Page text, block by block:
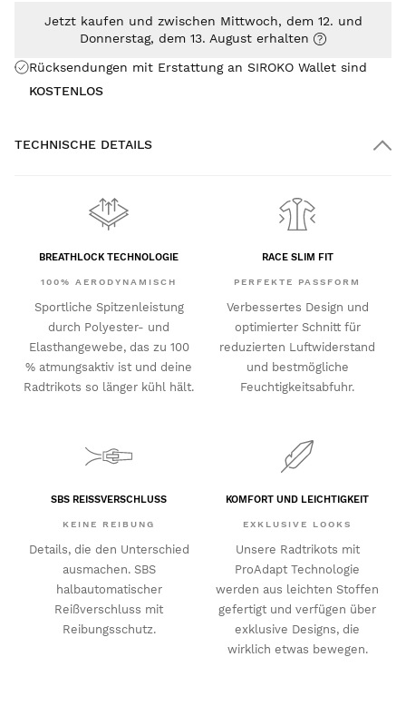
Rücksendungen mit Erstattung an SIROKO Wallet sind
KOSTENLOS
Jetzt kaufen und zwischen Mittwoch, dem 12. und
Donnerstag, dem 13. August erhalten
TECHNISCHE DETAILS
BREATHLOCK TECHNOLOGIE
100% AERODYNAMISCH
Sportliche Spitzenleistung
durch Polyester- und
Elasthangewebe, das zu 100
% atmungsaktiv ist und deine
Radtrikots so länger kühl hält.
RACE SLIM FIT
PERFEKTE PASSFORM
Verbessertes Design und
optimierter Schnitt für
reduzierten Luftwiderstand
und bestmögliche
Feuchtigkeitsabfuhr.
SBS REISSVERSCHLUSS
KEINE REIBUNG
Details, die den Unterschied
ausmachen. SBS
halbautomatischer
Reißverschluss mit
Reibungsschutz.
KOMFORT UND LEICHTIGKEIT
EXKLUSIVE LOOKS
Unsere Radtrikots mit
ProAdapt Technologie
werden aus leichten Stoffen
gefertigt und verfügen über
exklusive Designs, die
wirklich etwas bewegen.